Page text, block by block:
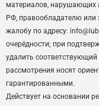
материалов, нарушающих
РФ, правообладателю или
жалобу по адресу:
очерёдности; при
удалить
рассмотрения носят
гарантированными.
Действует на основании